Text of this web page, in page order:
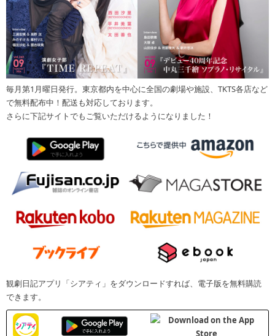
毎月第1月曜日発行。東京都内を中心に全国の劇場や施設、TKTS各店など
で無料配布中！配送も対応しております。
さらに下記サイトでもご覧いただけるようになりました！
観劇日記アプリ「シアティ」をダウンロードすれば、電子版を無料購読
できます。